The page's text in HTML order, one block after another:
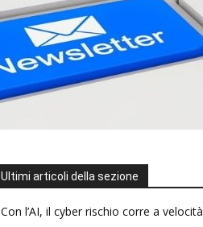
Ultimi articoli della sezione
Con l’AI, il cyber rischio corre a velocità